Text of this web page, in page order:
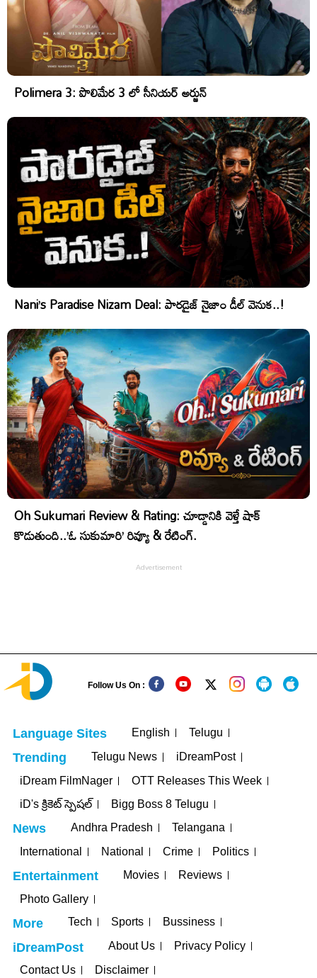
Polimera 3: పొలిమేర 3 లో సీనియర్ అర్జున్
Nani’s Paradise Nizam Deal: పారడైజ్ నైజాం డీల్ వెనుక..!
Oh Sukumari Review & Rating: చూడ్డానికి వెళ్తే షాక్
కొడుతుంది..’ఓ సుకుమారి’ రివ్యూ & రేటింగ్.
Follow Us On :
Language Sites English Telugu
Trending Telugu News
iDreamPost
iDream FilmNager
OTT Releases This Week
iD's క్రికెట్ స్పెషల్
Bigg Boss 8 Telugu
News Andhra Pradesh
Telangana
International
National Crime Politics
Entertainment Movies
Reviews
Photo Gallery
More Tech Sports Bussiness
iDreamPost About Us
Privacy Policy
Contact Us
Disclaimer